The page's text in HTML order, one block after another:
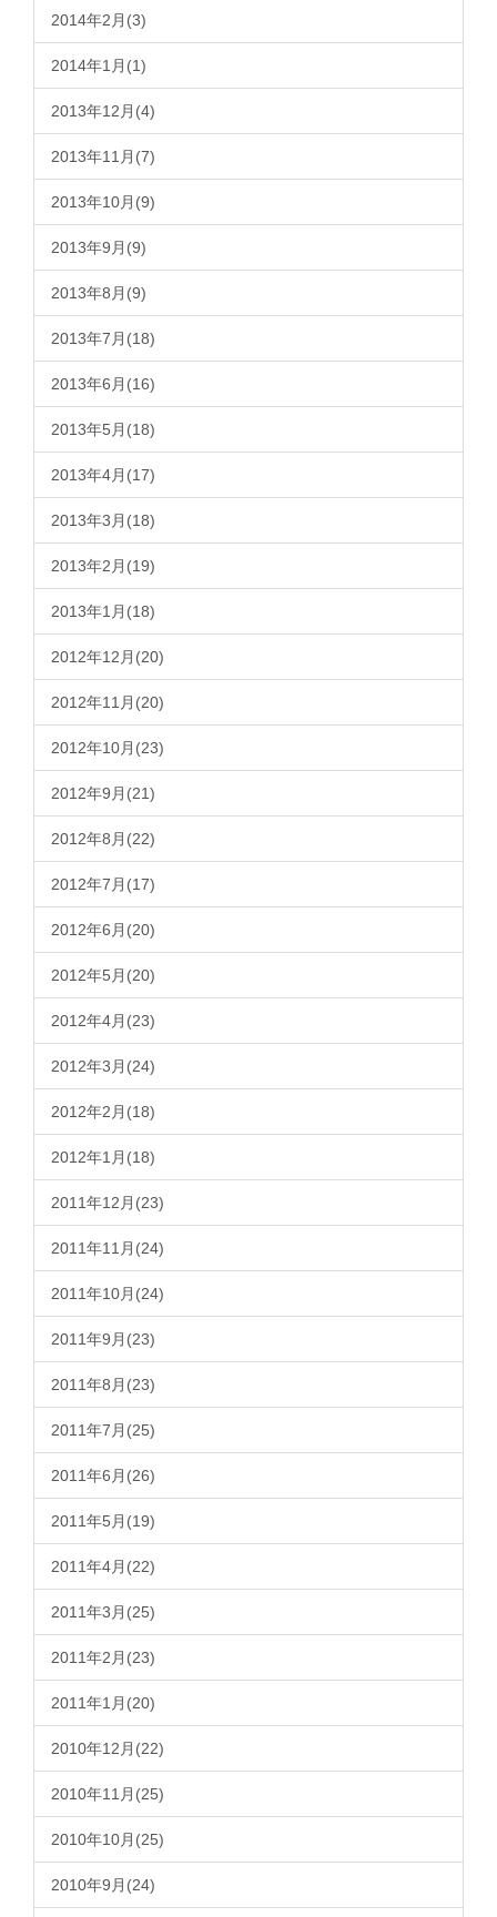
2014年2月(3)
2014年1月(1)
2013年12月(4)
2013年11月(7)
2013年10月(9)
2013年9月(9)
2013年8月(9)
2013年7月(18)
2013年6月(16)
2013年5月(18)
2013年4月(17)
2013年3月(18)
2013年2月(19)
2013年1月(18)
2012年12月(20)
2012年11月(20)
2012年10月(23)
2012年9月(21)
2012年8月(22)
2012年7月(17)
2012年6月(20)
2012年5月(20)
2012年4月(23)
2012年3月(24)
2012年2月(18)
2012年1月(18)
2011年12月(23)
2011年11月(24)
2011年10月(24)
2011年9月(23)
2011年8月(23)
2011年7月(25)
2011年6月(26)
2011年5月(19)
2011年4月(22)
2011年3月(25)
2011年2月(23)
2011年1月(20)
2010年12月(22)
2010年11月(25)
2010年10月(25)
2010年9月(24)